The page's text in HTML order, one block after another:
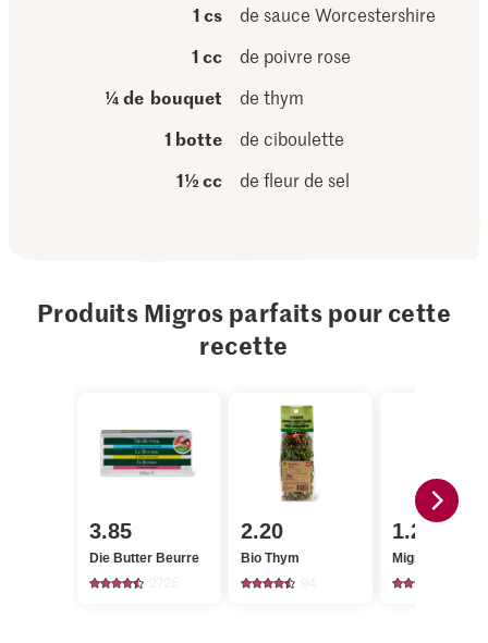
1 cs
de sauce Worcestershire
1 cc
de poivre rose
¼ de bouquet
de thym
1 botte
de ciboulette
1½ cc
de fleur de sel
Produits Migros parfaits pour cette
recette
3.85
Die Butter Beurre
2.20
Bio Thym
1.20
Migros